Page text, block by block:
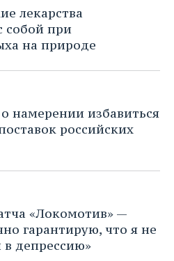
лекарства
собой при
на природе
намерении избавиться
российских
«Локомотив» —
гарантирую, что я не
депрессию»